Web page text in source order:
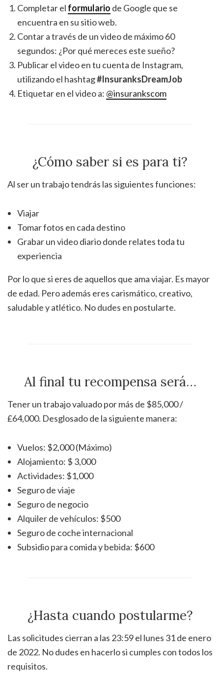
Completar el formulario de Google que se
encuentra en su sitio web.
Contar a través de un video de máximo 60
segundos: ¿Por qué mereces este sueño?
Publicar el video en tu cuenta de Instagram,
utilizando el hashtag#InsuranksDreamJob
Etiquetar en el video a: @insurankscom
¿Cómo saber si es para ti?
Al ser un trabajo tendrás las siguientes funciones:
Viajar
Tomar fotos en cada destino
Grabar un video diario donde relates toda tu
experiencia
Por lo que si eres de aquellos que ama viajar. Es mayor
de edad. Pero además eres carismático, creativo,
saludable y atlético. No dudes en postularte.
Al final tu recompensa será…
Tener un trabajo valuado por más de $85,000 /
£64,000. Desglosado de la siguiente manera:
Vuelos: $2,000 (Máximo)
Alojamiento: $ 3,000
Actividades: $1,000
Seguro de viaje
Seguro de negocio
Alquiler de vehículos: $500
Seguro de coche internacional
Subsidio para comida y bebida: $600
¿Hasta cuando postularme?
Las solicitudes cierran a las 23:59 el lunes 31 de enero
de 2022. No dudes en hacerlo si cumples con todos los
requisitos.